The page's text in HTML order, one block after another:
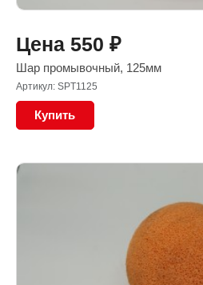
Цена 550 ₽
Шар промывочный, 125мм
Артикул: SPT1125
Купить